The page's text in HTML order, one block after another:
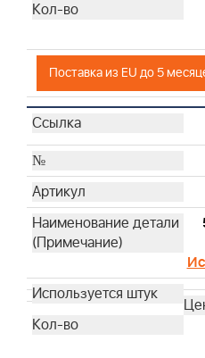
Поставка из EU до 5